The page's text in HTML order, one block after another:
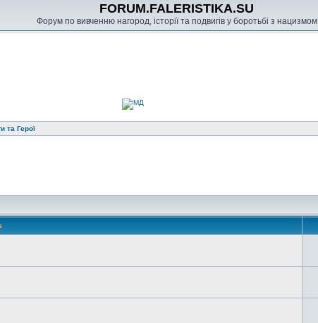
FORUM.FALERISTIKA.SU
Форум по вивченню нагород, історії та подвигів у боротьбі з нацизмом
та Герої